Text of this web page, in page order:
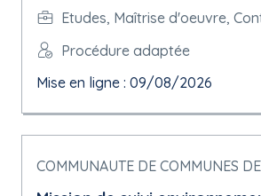
Etudes, Maîtrise d'oeuvre,
Procédure adaptée
Mise en ligne : 09/08/2026
COMMUNAUTE DE COMMUNES